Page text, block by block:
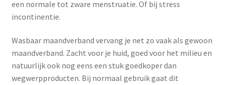
een normale tot zware menstruatie. Of bij stress
incontinentie.
Wasbaar maandverband vervang je net zo vaak als gewoon
maandverband. Zacht voor je huid, goed voor het milieu en
natuurlijk ook nog eens een stuk goedkoper dan
wegwerpproducten. Bij normaal gebruik gaat dit